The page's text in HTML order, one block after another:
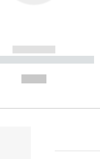
------------
----------- ----------